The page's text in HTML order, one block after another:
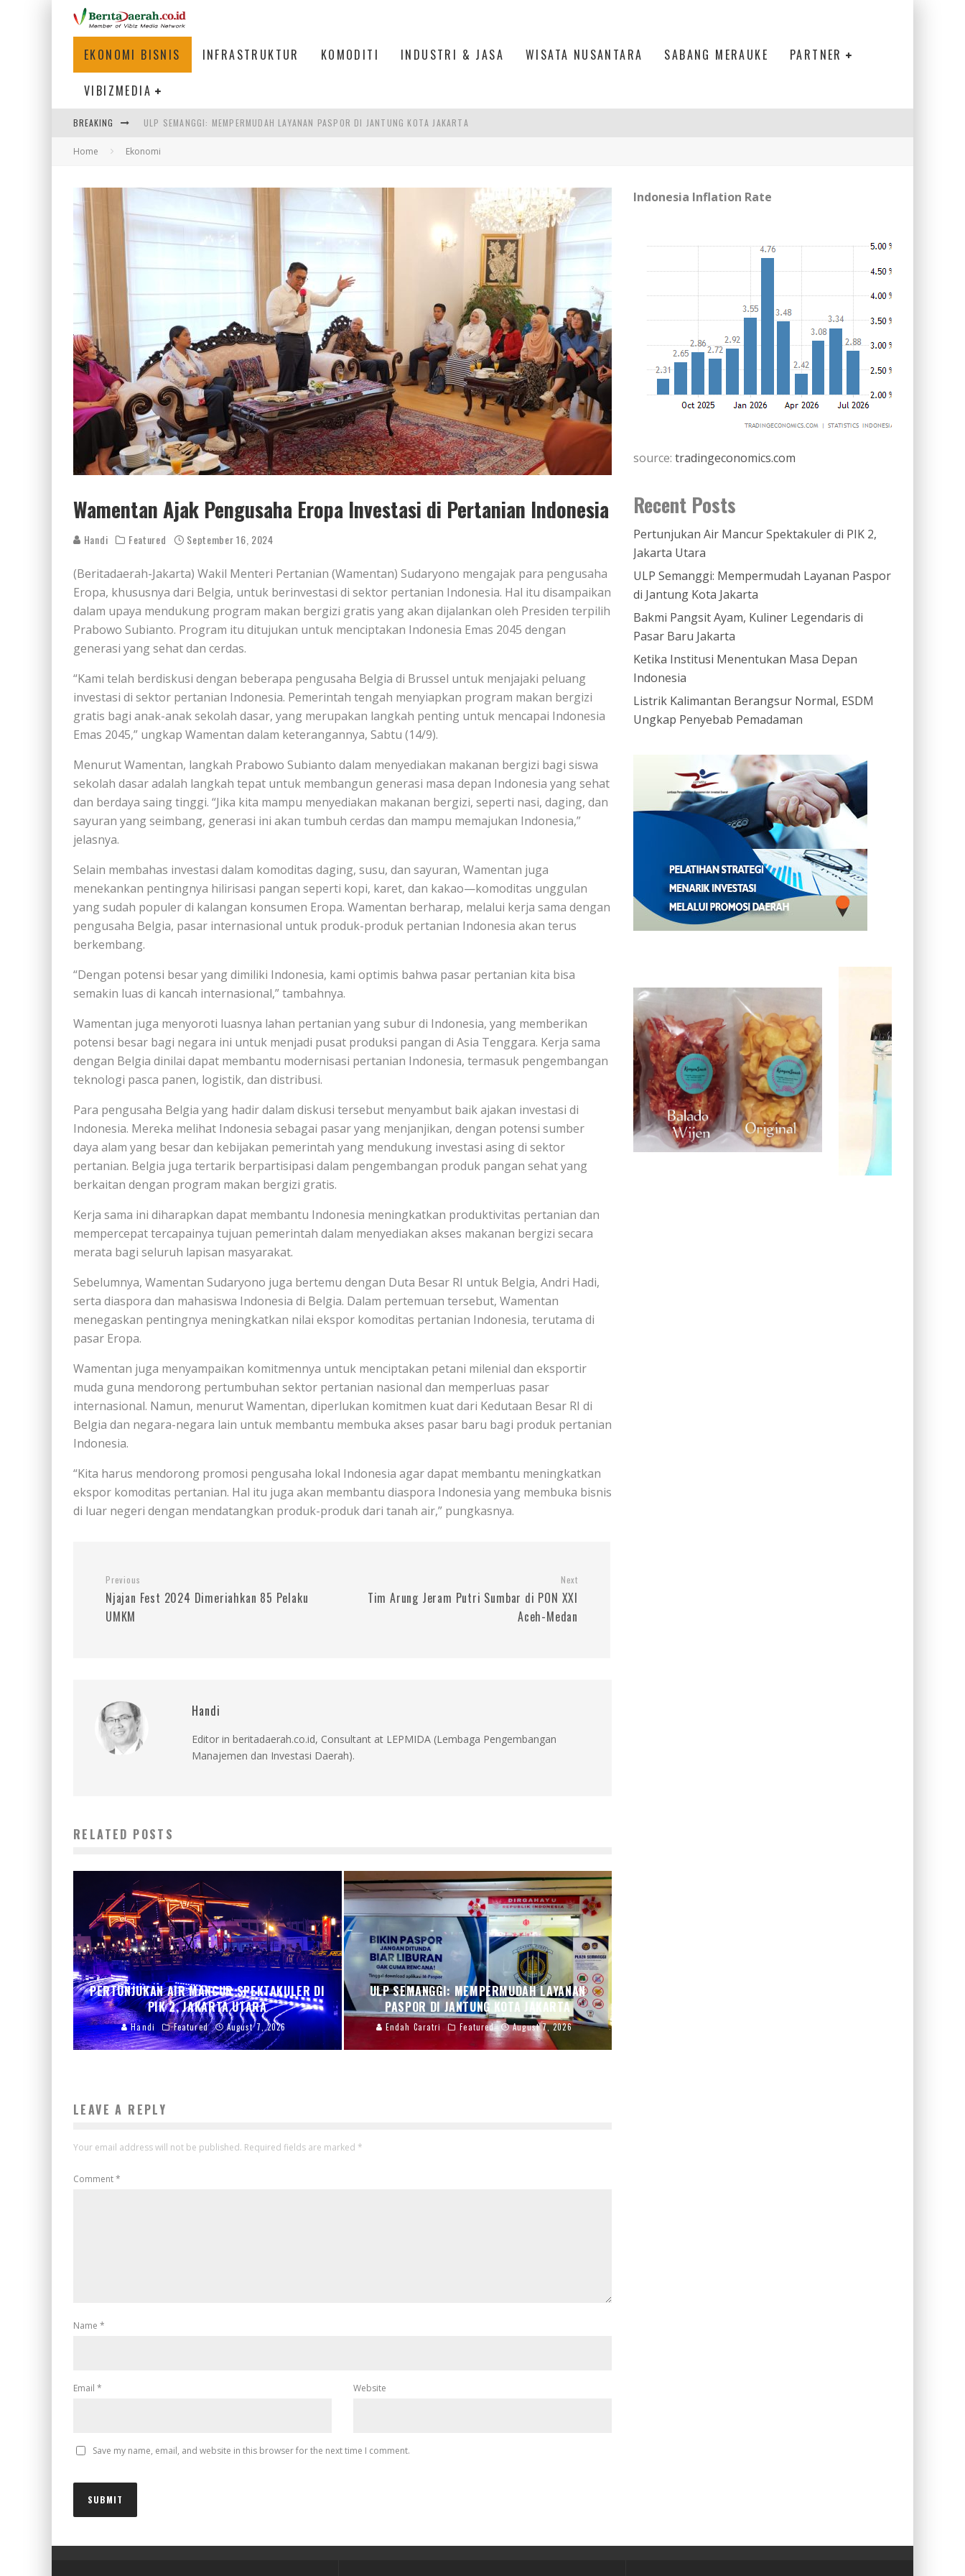
EKONOMI BISNIS INFRASTRUKTUR KOMODITI INDUSTRI & JASA WISATA NUSANTARA SABANG MERAUKE PARTNER
VIBIZMEDIA
BREAKING BAKMI PANGSIT AYAM, KULINER LEGENDARIS DI PASAR BARU JAKARTA
KETIKA INSTITUSI MENENTUKAN MASA DEPAN INDONESIA
ULP SEMANGGI: MEMPERMUDAH LAYANAN PASPOR DI JANTUNG KOTA JAKARTA
Home Ekonomi
Wamentan Ajak Pengusaha Eropa Investasi di Pertanian Indonesia
Handi Featured September 16, 2024
(Beritadaerah-Jakarta) Wakil Menteri Pertanian (Wamentan) Sudaryono mengajak para pengusaha
Eropa, khususnya dari Belgia, untuk berinvestasi di sektor pertanian Indonesia. Hal itu disampaikan
dalam upaya mendukung program makan bergizi gratis yang akan dijalankan oleh Presiden terpilih
Prabowo Subianto. Program itu ditujukan untuk menciptakan Indonesia Emas 2045 dengan
generasi yang sehat dan cerdas.
“Kami telah berdiskusi dengan beberapa pengusaha Belgia di Brussel untuk menjajaki peluang
investasi di sektor pertanian Indonesia. Pemerintah tengah menyiapkan program makan bergizi
gratis bagi anak-anak sekolah dasar, yang merupakan langkah penting untuk mencapai Indonesia
Emas 2045,” ungkap Wamentan dalam keterangannya, Sabtu (14/9).
Menurut Wamentan, langkah Prabowo Subianto dalam menyediakan makanan bergizi bagi siswa
sekolah dasar adalah langkah tepat untuk membangun generasi masa depan Indonesia yang sehat
dan berdaya saing tinggi. “Jika kita mampu menyediakan makanan bergizi, seperti nasi, daging, dan
sayuran yang seimbang, generasi ini akan tumbuh cerdas dan mampu memajukan Indonesia,”
jelasnya.
Selain membahas investasi dalam komoditas daging, susu, dan sayuran, Wamentan juga
menekankan pentingnya hilirisasi pangan seperti kopi, karet, dan kakao—komoditas unggulan
yang sudah populer di kalangan konsumen Eropa. Wamentan berharap, melalui kerja sama dengan
pengusaha Belgia, pasar internasional untuk produk-produk pertanian Indonesia akan terus
berkembang.
“Dengan potensi besar yang dimiliki Indonesia, kami optimis bahwa pasar pertanian kita bisa
semakin luas di kancah internasional,” tambahnya.
Wamentan juga menyoroti luasnya lahan pertanian yang subur di Indonesia, yang memberikan
potensi besar bagi negara ini untuk menjadi pusat produksi pangan di Asia Tenggara. Kerja sama
dengan Belgia dinilai dapat membantu modernisasi pertanian Indonesia, termasuk pengembangan
teknologi pasca panen, logistik, dan distribusi.
Para pengusaha Belgia yang hadir dalam diskusi tersebut menyambut baik ajakan investasi di
Indonesia. Mereka melihat Indonesia sebagai pasar yang menjanjikan, dengan potensi sumber
daya alam yang besar dan kebijakan pemerintah yang mendukung investasi asing di sektor
pertanian. Belgia juga tertarik berpartisipasi dalam pengembangan produk pangan sehat yang
berkaitan dengan program makan bergizi gratis.
Kerja sama ini diharapkan dapat membantu Indonesia meningkatkan produktivitas pertanian dan
mempercepat tercapainya tujuan pemerintah dalam menyediakan akses makanan bergizi secara
merata bagi seluruh lapisan masyarakat.
Sebelumnya, Wamentan Sudaryono juga bertemu dengan Duta Besar RI untuk Belgia, Andri Hadi,
serta diaspora dan mahasiswa Indonesia di Belgia. Dalam pertemuan tersebut, Wamentan
menegaskan pentingnya meningkatkan nilai ekspor komoditas pertanian Indonesia, terutama di
pasar Eropa.
Wamentan juga menyampaikan komitmennya untuk menciptakan petani milenial dan eksportir
muda guna mendorong pertumbuhan sektor pertanian nasional dan memperluas pasar
internasional. Namun, menurut Wamentan, diperlukan komitmen kuat dari Kedutaan Besar RI di
Belgia dan negara-negara lain untuk membantu membuka akses pasar baru bagi produk pertanian
Indonesia.
“Kita harus mendorong promosi pengusaha lokal Indonesia agar dapat membantu meningkatkan
ekspor komoditas pertanian. Hal itu juga akan membantu diaspora Indonesia yang membuka bisnis
di luar negeri dengan mendatangkan produk-produk dari tanah air,” pungkasnya.
Previous
Njajan Fest 2024 Dimeriahkan 85 Pelaku
UMKM
Next
Tim Arung Jeram Putri Sumbar di PON XXI
Aceh-Medan
Handi
Editor in beritadaerah.co.id, Consultant at LEPMIDA (Lembaga Pengembangan
Manajemen dan Investasi Daerah).
RELATED POSTS
PERTUNJUKAN AIR MANCUR SPEKTAKULER DI
PIK 2, JAKARTA UTARA
Handi Featured August 7, 2026
ULP SEMANGGI: MEMPERMUDAH LAYANAN
PASPOR DI JANTUNG KOTA JAKARTA
Endah Caratri Featured August 7, 2026
LEAVE A REPLY
Your email address will not be published. Required fields are marked *
Comment*
Name *
Email * Website
Save my name, email, and website in this browser for the next time I comment.
Indonesia Inflation Rate
source: tradingeconomics.com
Recent Posts
Pertunjukan Air Mancur Spektakuler di PIK 2,
Jakarta Utara
ULP Semanggi: Mempermudah Layanan Paspor
di Jantung Kota Jakarta
Bakmi Pangsit Ayam, Kuliner Legendaris di
Pasar Baru Jakarta
Ketika Institusi Menentukan Masa Depan
Indonesia
Listrik Kalimantan Berangsur Normal, ESDM
Ungkap Penyebab Pemadaman